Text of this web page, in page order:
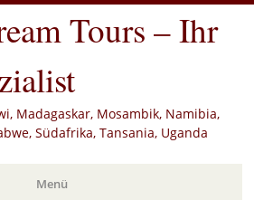
Tours – Ihr
Madagaskar, Mosambik, Namibia,
Südafrika, Tansania, Uganda
Menü